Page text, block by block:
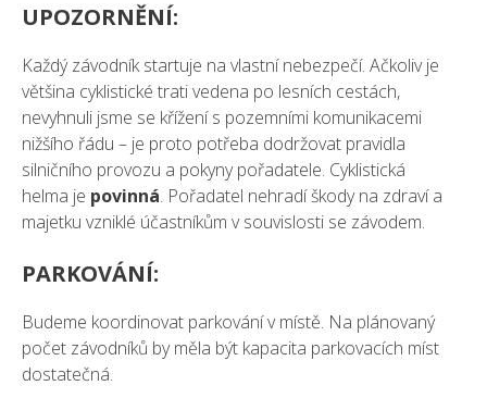
UPOZORNĚNÍ:
Každý závodník startuje na vlastní nebezpečí. Ačkoliv je
většina cyklistické trati vedena po lesních cestách,
nevyhnuli jsme se křížení s pozemními komunikacemi
nižšího řádu – je proto potřeba dodržovat pravidla
silničního provozu a pokyny pořadatele. Cyklistická
helma je povinná. Pořadatel nehradí škody na zdraví a
majetku vzniklé účastníkům v souvislosti se závodem.
PARKOVÁNÍ:
Budeme koordinovat parkování v místě. Na plánovaný
počet závodníků by měla být kapacita parkovacích míst
dostatečná.